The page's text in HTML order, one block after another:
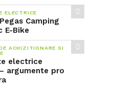
ELECTRICE
Camping
E-Bike
ACHIZITIONARE SI
electrice
argumente pro